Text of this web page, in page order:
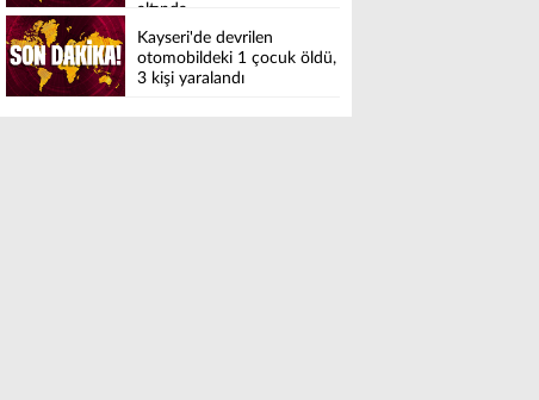
altında
Kayseri'de devrilen
otomobildeki 1 çocuk öldü,
3 kişi yaralandı